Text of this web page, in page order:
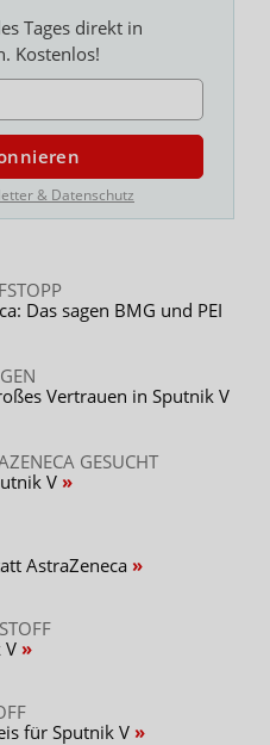
Tages direkt in
Kostenlos!
& Datenschutz
Das sagen BMG und PEI
Vertrauen in Sputnik V
GESUCHT
V
AstraZeneca
V
für Sputnik V